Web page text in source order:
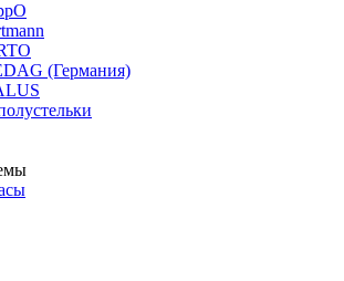
(Германия)